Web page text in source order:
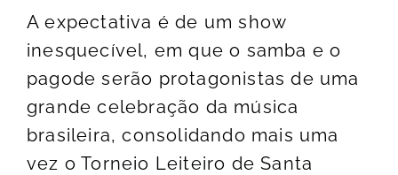
A expectativa é de um show
inesquecível, em que o samba e o
pagode serão protagonistas de uma
grande celebração da música
brasileira, consolidando mais uma
vez o Torneio Leiteiro de Santa